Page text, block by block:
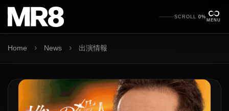
SCROLL 0%
MENU
Home › News › 出演情報